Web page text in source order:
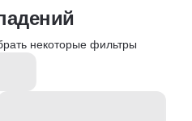
некоторые фильтры